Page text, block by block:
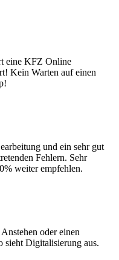
eine KFZ Online
Kein Warten auf einen
und ein sehr gut
Fehlern. Sehr
weiter empfehlen.
oder einen
sieht Digitalisierung aus.